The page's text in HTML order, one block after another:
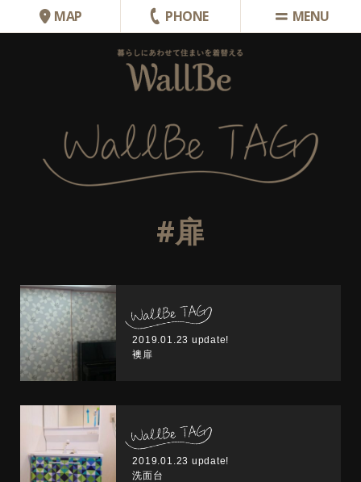
MAP PHONE
#扉
2019.01.23 update!
襖扉
2019.01.23 update!
洗面台